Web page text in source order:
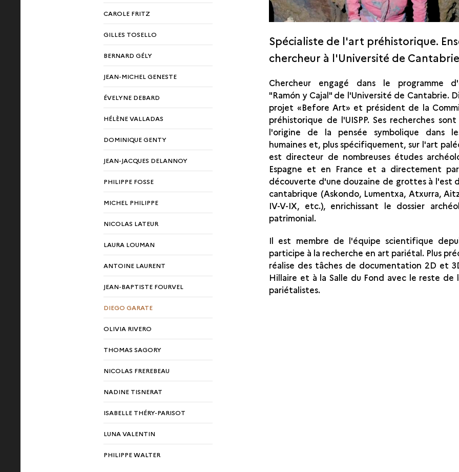
CAROLE FRITZ
GILLES TOSELLO
BERNARD GÉLY
JEAN-MICHEL GENESTE
ÉVELYNE DEBARD
HÉLÈNE VALLADAS
DOMINIQUE GENTY
JEAN-JACQUES DELANNOY
PHILIPPE FOSSE
MICHEL PHILIPPE
NICOLAS LATEUR
LAURA LOUMAN
ANTOINE LAURENT
JEAN-BAPTISTE FOURVEL
DIEGO GARATE
OLIVIA RIVERO
THOMAS SAGORY
NICOLAS FREREBEAU
NADINE TISNERAT
ISABELLE THÉRY-PARISOT
LUNA VALENTIN
PHILIPPE WALTER
Spécialiste de l'art préhistorique.
chercheur à l'Université de Cantabrie
Chercheur engagé dans le programme
"Ramón y Cajal" de l'Université de Cantabrie.
projet «Before Art» et président de la
préhistorique de l'UISPP. Ses recherches sont
l'origine de la pensée symbolique dans
humaines et, plus spécifiquement, sur l'art
est directeur de nombreuses études
Espagne et en France et a directement
découverte d'une douzaine de grottes à l'est
cantabrique (Askondo, Lumentxa, Atxurra,
IV-V-IX, etc.), enrichissant le dossier
patrimonial.
Il est membre de l'équipe scientifique
participe à la recherche en art pariétal. Plus
réalise des tâches de documentation 2D et
Hillaire et à la Salle du Fond avec le reste de
pariétalistes.